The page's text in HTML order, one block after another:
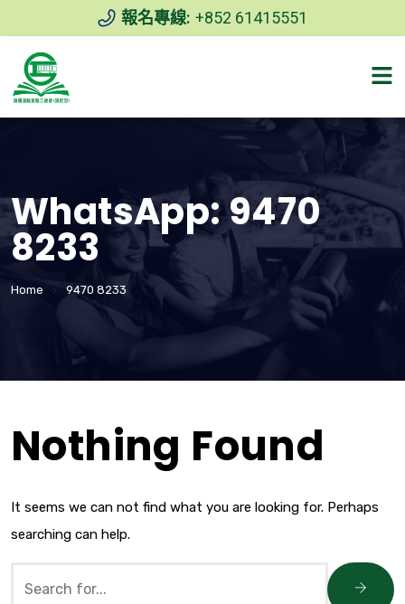
報名專線: +852 61415551
WhatsApp:9470
8233
Home 9470 8233
Nothing Found
It seems we can not find what you are looking for. Perhaps
searching can help.